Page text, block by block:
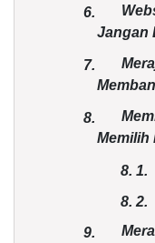
6.
Jangan
7.
8.
Memilih
8. 1.
8. 2.
9.